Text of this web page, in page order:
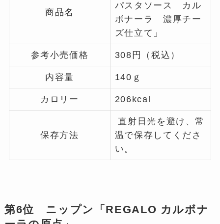
商品名
パスタソース カル
ボナーラ 濃厚チー
ズ仕立て」
参考小売価格 308円（税込）
内容量 140ｇ
カロリー 206kcal
保存方法
直射日光を避け、常
温で保存してくださ
い。
第6位 ニップン「REGALO カルボナ